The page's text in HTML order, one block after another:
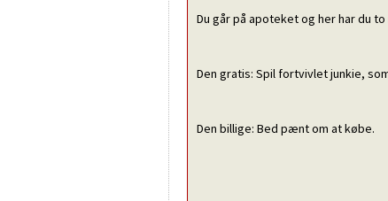
Du går på apoteket og her har du
Den gratis: Spil fortvivlet junkie,
Den billige: Bed pænt om at købe.